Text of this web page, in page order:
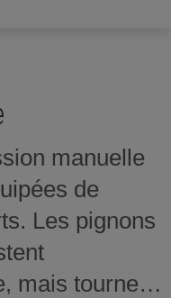
manuelle
de
Les pignons
mais tournent